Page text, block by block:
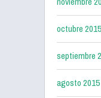
octubre 2015
septiembre
agosto 2015